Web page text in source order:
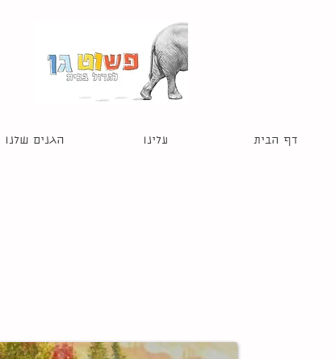
הגנים שלנו עלינו דף הבית